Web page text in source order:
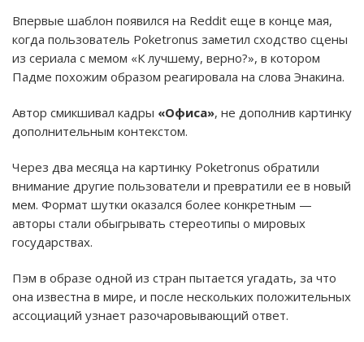
Впервые шаблон появился на Reddit еще в конце мая,
когда пользователь Poketronus заметил сходство сцены
из сериала с мемом «К лучшему, верно?», в котором
Падме похожим образом реагировала на слова Энакина.
Автор смикшивал кадры «Офиса», не дополнив картинку
дополнительным контекстом.
Через два месяца на картинку Poketronus обратили
внимание другие пользователи и превратили ее в новый
мем. Формат шутки оказался более конкретным —
авторы стали обыгрывать стереотипы о мировых
государствах.
Пэм в образе одной из стран пытается угадать, за что
она известна в мире, и после нескольких положительных
ассоциаций узнает разочаровывающий ответ.